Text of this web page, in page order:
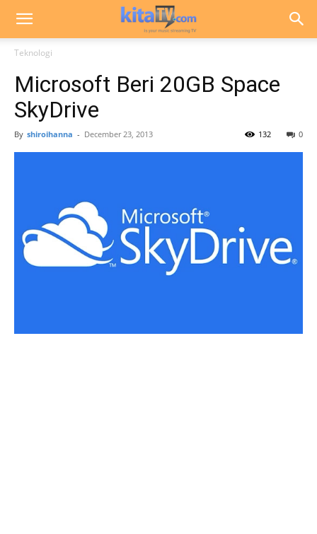
Teknologi
Microsoft Beri 20GB Space
SkyDrive
By shiroihanna - December 23, 2013 0
132